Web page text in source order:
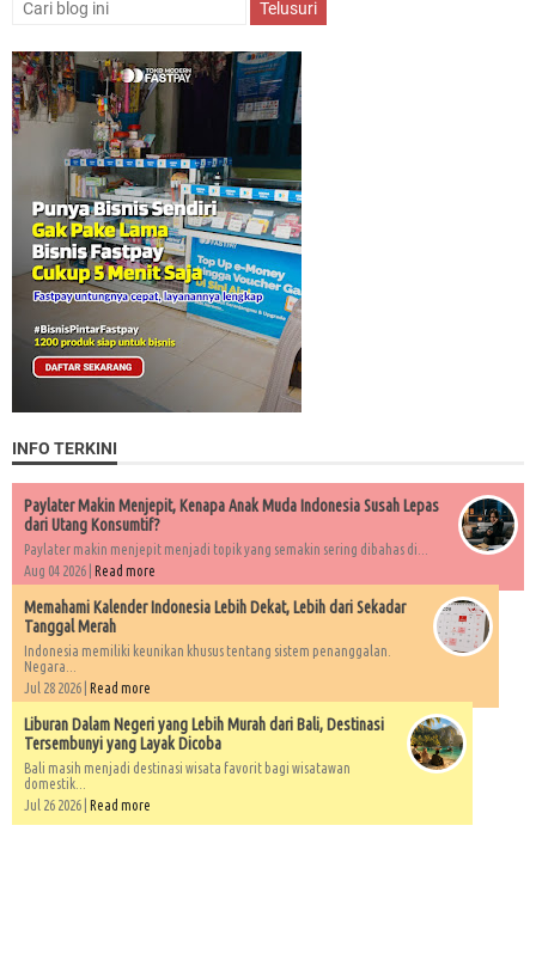
INFO TERKINI
Paylater Makin Menjepit, Kenapa Anak Muda Indonesia Susah Lepas
dari Utang Konsumtif?
Paylater makin menjepit menjadi topik yang semakin sering dibahas di...
Aug 04 2026 | Read more
Memahami Kalender Indonesia Lebih Dekat, Lebih dari Sekadar
Tanggal Merah
Indonesia memiliki keunikan khusus tentang sistem penanggalan.
Negara...
Jul 28 2026 | Read more
Liburan Dalam Negeri yang Lebih Murah dari Bali, Destinasi
Tersembunyi yang Layak Dicoba
Bali masih menjadi destinasi wisata favorit bagi wisatawan
domestik...
Jul 26 2026 | Read more